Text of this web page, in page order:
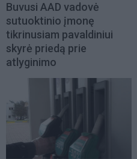
Buvusi AAD vadovė
sutuoktinio įmonę
tikrinusiam pavaldiniui
skyrė priedą prie
atlyginimo